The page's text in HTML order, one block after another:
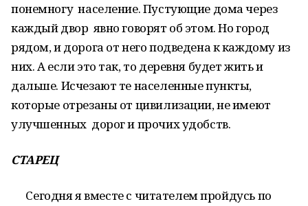
понемногу население. Пустующие дома через
каждый двор явно говорят об этом. Но город
рядом, и дорога от него подведена к каждому из
них. А если это так, то деревня будет жить и
дальше. Исчезают те населенные пункты,
которые отрезаны от цивилизации, не имеют
улучшенных дорог и прочих удобств.
СТАРЕЦ
Сегодня я вместе с читателем пройдусь по